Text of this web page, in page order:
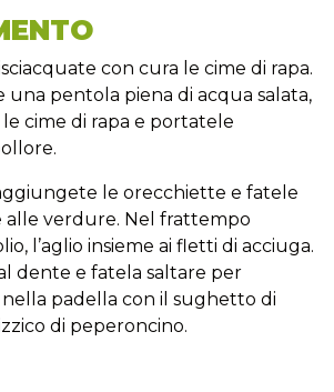
con cura le cime di rapa.
una pentola piena di acqua salata,
cime di rapa e portatele
le orecchiette e fatele
alle verdure. Nel frattempo
l’aglio insieme ai fletti di acciuga.
dente e fatela saltare per
padella con il sughetto di
di peperoncino.